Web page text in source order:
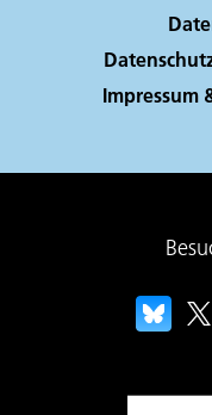
Impressum